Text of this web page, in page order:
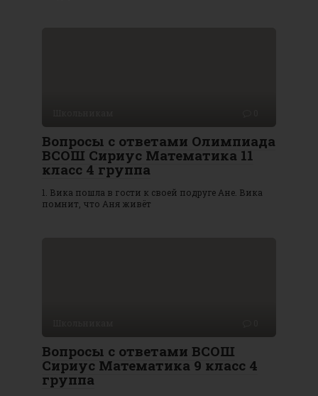
Вопросы с ответами Олимпиада
ВСОШ Сириус Математика 11
класс 4 группа
1. Вика пошла в гости к своей подруге Ане. Вика
помнит, что Аня живёт
Вопросы с ответами ВСОШ
Сириус Математика 9 класс 4
группа